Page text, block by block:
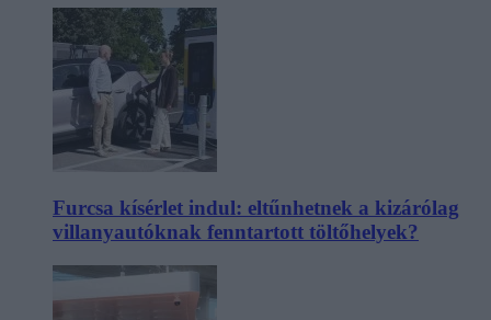
Furcsa kísérlet indul: eltűnhetnek a kizárólag
villanyautóknak fenntartott töltőhelyek?